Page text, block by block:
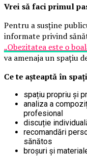
Vrei să faci primul
Pentru a susține
informate privind
„Obezitatea este o
va amenaja un spațiu
Ce te așteaptă în
spațiu propriu și
analiza a
profesional
discuție
recomandări
sănătos
broșuri și